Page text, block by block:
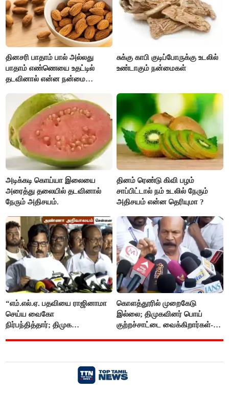
தினசரி பாதாம் பால் அல்லது
பாதாம் எண்ணெயை உதட்டில்
தடவினால் என்ன நன்மை
சுக்கு காபி குடிப்போருக்கு உடலில்
உண்டாகும் நன்மைகள்
அடிக்கடி கொய்யா இலையை
அரைத்து தலையில் தடவினால்
நேரும் அதிசயம்.
தினம் ரெண்டு கிவி பழம்
சாப்பிட்டால் நம் உடலில் நேரும்
அதிசயம் என்ன தெரியுமா ?
“எம்.எல்.ஏ. பதவியை ராஜினாமா
செய்ய வைகோ
நிர்பந்தித்தார்; திமுக
கொளத்தூரில் முறைகேடு
இல்லை; திமுகவினர் பொய்
குற்றச்சாட்டை வைக்கிறார்கள்-